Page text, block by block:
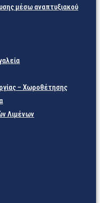
μέσω αναπτυξιακού
– Χωροθέτησης
Λιμένων